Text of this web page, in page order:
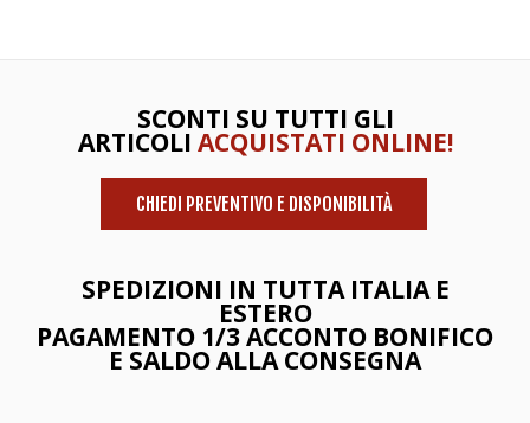
SCONTI SU TUTTI GLI
ARTICOLI ACQUISTATI ONLINE!
CHIEDI PREVENTIVO E DISPONIBILITÀ
SPEDIZIONI IN TUTTA ITALIA E
ESTERO
PAGAMENTO 1/3 ACCONTO BONIFICO
E SALDO ALLA CONSEGNA